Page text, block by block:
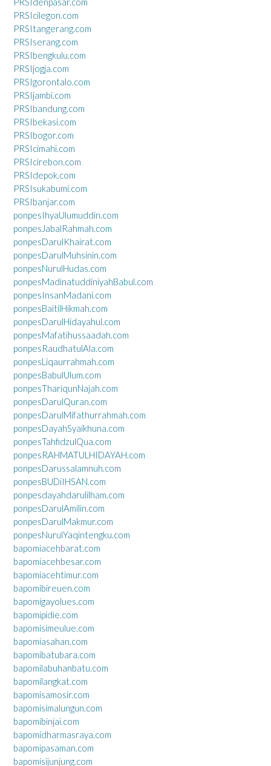
PRSIcilegon.com
PRSItangerang.com
PRSIserang.com
PRSIbengkulu.com
PRSIjogja.com
PRSIgorontalo.com
PRSIjambi.com
PRSIbandung.com
PRSIbekasi.com
PRSIbogor.com
PRSIcimahi.com
PRSIcirebon.com
PRSIdepok.com
PRSIsukabumi.com
PRSIbanjar.com
ponpesIhyaUlumuddin.com
ponpesJabalRahmah.com
ponpesDarulKhairat.com
ponpesDarulMuhsinin.com
ponpesNurulHudas.com
ponpesMadinatuddiniyahBabul.com
ponpesInsanMadani.com
ponpesBaitilHikmah.com
ponpesDarulHidayahul.com
ponpesMafatihussaadah.com
ponpesRaudhatulAla.com
ponpesLiqaurrahmah.com
ponpesBabulUlum.com
ponpesThariqunNajah.com
ponpesDarulQuran.com
ponpesDarulMifathurrahmah.com
ponpesDayahSyaikhuna.com
ponpesTahfidzulQua.com
ponpesRAHMATULHIDAYAH.com
ponpesDarussalamnuh.com
ponpesBUDiIHSAN.com
ponpesdayahdarulilham.com
ponpesDarulAmilin.com
ponpesDarulMakmur.com
ponpesNurulYaqintengku.com
bapomiacehbarat.com
bapomiacehbesar.com
bapomiacehtimur.com
bapomibireuen.com
bapomigayolues.com
bapomipidie.com
bapomisimeulue.com
bapomiasahan.com
bapomibatubara.com
bapomilabuhanbatu.com
bapomilangkat.com
bapomisamosir.com
bapomisimalungun.com
bapomibinjai.com
bapomidharmasraya.com
bapomipasaman.com
bapomisijunjung.com